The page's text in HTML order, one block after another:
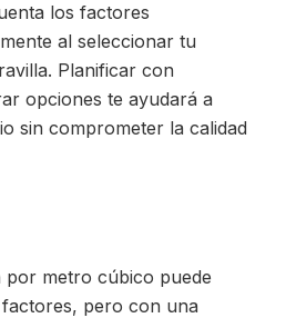
los factores
al seleccionar tu
Planificar con
opciones te ayudará a
sin comprometer la calidad
por metro cúbico puede
pero con una